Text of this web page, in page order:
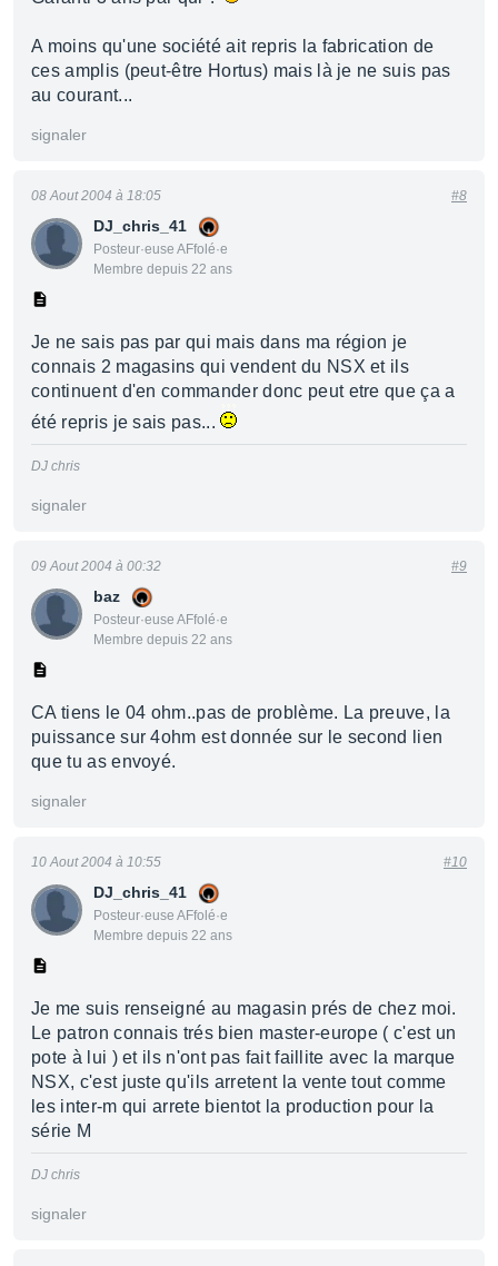
A moins qu'une société ait repris la fabrication de
ces amplis (peut-être Hortus) mais là je ne suis pas
au courant...
signaler
DJ_chris_41
Posteur·euse AFfolé·e
Membre depuis 22 ans
08 Aout 2004 à 18:05 #8
Je ne sais pas par qui mais dans ma région je
connais 2 magasins qui vendent du NSX et ils
continuent d'en commander donc peut etre que ça a
été repris je sais pas...
DJ chris
signaler
baz
Posteur·euse AFfolé·e
Membre depuis 22 ans
09 Aout 2004 à 00:32 #9
CA tiens le 04 ohm..pas de problème. La preuve, la
puissance sur 4ohm est donnée sur le second lien
que tu as envoyé.
signaler
DJ_chris_41
Posteur·euse AFfolé·e
Membre depuis 22 ans
10 Aout 2004 à 10:55 #10
Je me suis renseigné au magasin prés de chez moi.
Le patron connais trés bien master-europe ( c'est un
pote à lui ) et ils n'ont pas fait faillite avec la marque
NSX, c'est juste qu'ils arretent la vente tout comme
les inter-m qui arrete bientot la production pour la
série M
DJ chris
signaler